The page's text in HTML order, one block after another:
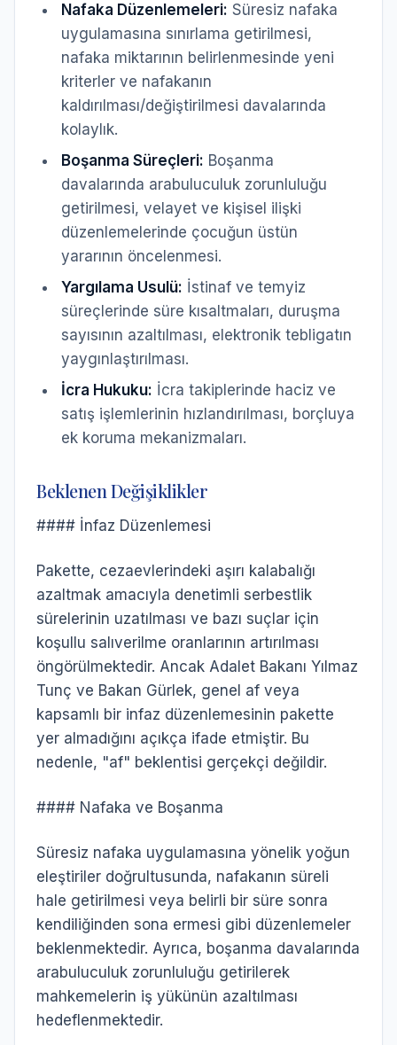
Nafaka Düzenlemeleri: Süresiz nafaka
uygulamasına sınırlama getirilmesi,
nafaka miktarının belirlenmesinde yeni
kriterler ve nafakanın
kaldırılması/değiştirilmesi davalarında
kolaylık.
Boşanma Süreçleri: Boşanma
davalarında arabuluculuk zorunluluğu
getirilmesi, velayet ve kişisel ilişki
düzenlemelerinde çocuğun üstün
yararının öncelenmesi.
Yargılama Usulü: İstinaf ve temyiz
süreçlerinde süre kısaltmaları, duruşma
sayısının azaltılması, elektronik tebligatın
yaygınlaştırılması.
İcra Hukuku: İcra takiplerinde haciz ve
satış işlemlerinin hızlandırılması, borçluya
ek koruma mekanizmaları.
Beklenen Değişiklikler
#### İnfaz Düzenlemesi
Pakette, cezaevlerindeki aşırı kalabalığı
azaltmak amacıyla denetimli serbestlik
sürelerinin uzatılması ve bazı suçlar için
koşullu salıverilme oranlarının artırılması
öngörülmektedir. Ancak Adalet Bakanı Yılmaz
Tunç ve Bakan Gürlek, genel af veya
kapsamlı bir infaz düzenlemesinin pakette
yer almadığını açıkça ifade etmiştir. Bu
nedenle, "af" beklentisi gerçekçi değildir.
#### Nafaka ve Boşanma
Süresiz nafaka uygulamasına yönelik yoğun
eleştiriler doğrultusunda, nafakanın süreli
hale getirilmesi veya belirli bir süre sonra
kendiliğinden sona ermesi gibi düzenlemeler
beklenmektedir. Ayrıca, boşanma davalarında
arabuluculuk zorunluluğu getirilerek
mahkemelerin iş yükünün azaltılması
hedeflenmektedir.